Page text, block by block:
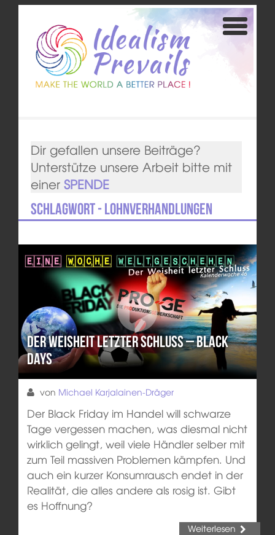
Dir gefallen unsere Beiträge?
Unterstütze unsere Arbeit bitte mit
einer SPENDE
Schlagwort - Lohnverhandlungen
Der Weisheit letzter Schluss – Black
Days
von Michael Karjalainen-Dräger
Der Black Friday im Handel will schwarze
Tage vergessen machen, was diesmal nicht
wirklich gelingt, weil viele Händler selber mit
zum Teil massiven Problemen kämpfen. Und
auch ein kurzer Konsumrausch endet in der
Realität, die alles andere als rosig ist. Gibt
es Hoffnung?
Weiterlesen